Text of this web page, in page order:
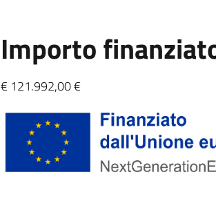
Importo
€ 121.992,00 €